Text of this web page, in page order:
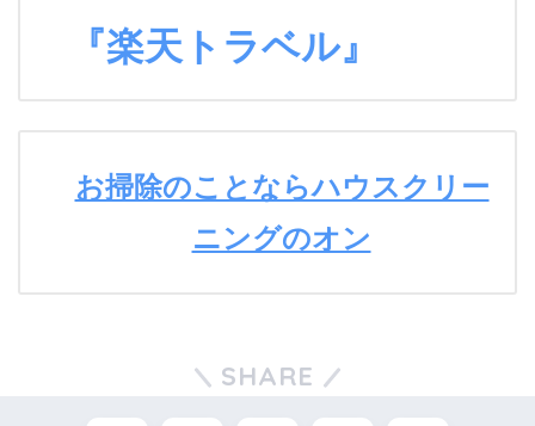
『楽天トラベル』
お掃除のことならハウスクリー
ニングのオン
SHARE